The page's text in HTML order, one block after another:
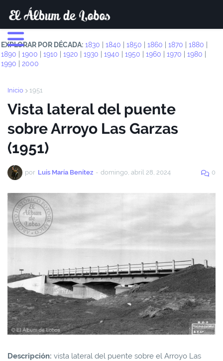
EXPLORAR POR DÉCADA: 1830 1840 1850 1860 1870 1880
1890
1900 1910 1920 1930 1940 1950 1960 1970 1980
1990
2000
Inicio 1951
Vista lateral del puente
sobre Arroyo Las Garzas
(1951)
por Luis María Benítez - domingo, abril 28, 2024 0
Descripción: vista lateral del puente sobre el Arroyo Las